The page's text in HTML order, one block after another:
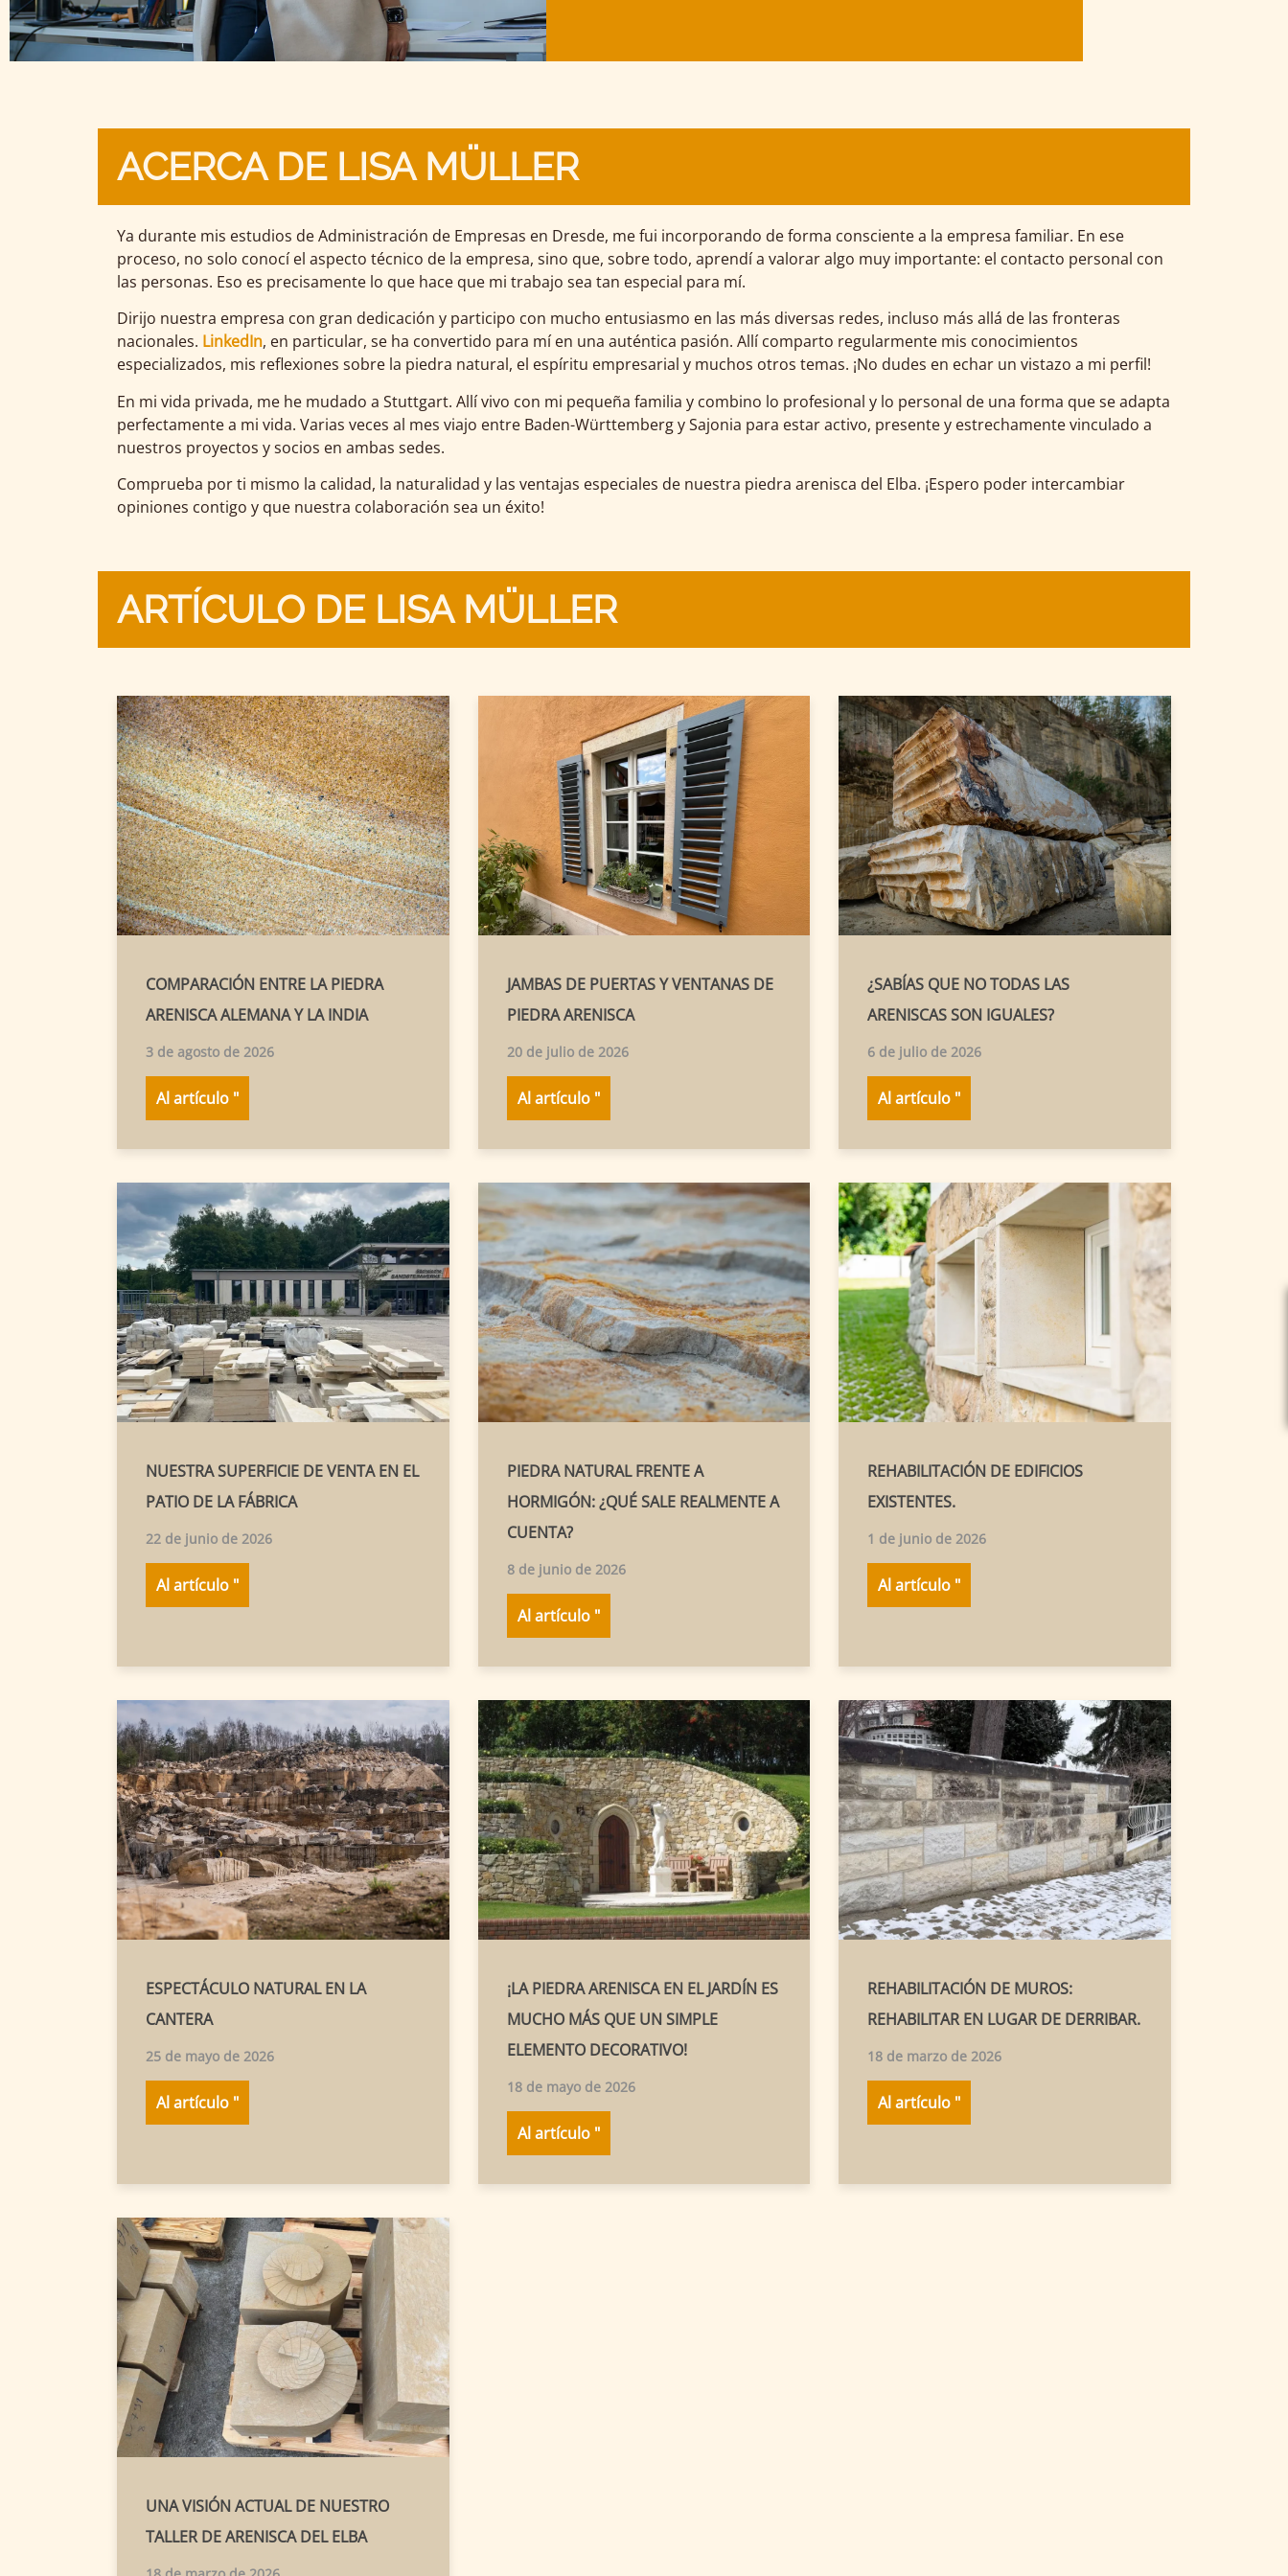
ACERCA DE LISA MÜLLER
Ya durante mis estudios de Administración de Empresas en Dresde, me fui incorporando de forma consciente a la empresa familiar. En ese
proceso, no solo conocí el aspecto técnico de la empresa, sino que, sobre todo, aprendí a valorar algo muy importante: el contacto personal con
las personas. Eso es precisamente lo que hace que mi trabajo sea tan especial para mí.
Dirijo nuestra empresa con gran dedicación y participo con mucho entusiasmo en las más diversas redes, incluso más allá de las fronteras
nacionales. LinkedIn, en particular, se ha convertido para mí en una auténtica pasión. Allí comparto regularmente mis conocimientos
especializados, mis reflexiones sobre la piedra natural, el espíritu empresarial y muchos otros temas. ¡No dudes en echar un vistazo a mi perfil!
En mi vida privada, me he mudado a Stuttgart. Allí vivo con mi pequeña familia y combino lo profesional y lo personal de una forma que se adapta
perfectamente a mi vida. Varias veces al mes viajo entre Baden-Württemberg y Sajonia para estar activo, presente y estrechamente vinculado a
nuestros proyectos y socios en ambas sedes.
Comprueba por ti mismo la calidad, la naturalidad y las ventajas especiales de nuestra piedra arenisca del Elba. ¡Espero poder intercambiar
opiniones contigo y que nuestra colaboración sea un éxito!
ARTÍCULO DE LISA MÜLLER
COMPARACIÓN ENTRE LA PIEDRA
ARENISCA ALEMANA Y LA INDIA
3 de agosto de 2026
Al artículo "
JAMBAS DE PUERTAS Y VENTANAS DE
PIEDRA ARENISCA
20 de julio de 2026
Al artículo "
¿SABÍAS QUE NO TODAS LAS
ARENISCAS SON IGUALES?
6 de julio de 2026
Al artículo "
NUESTRA SUPERFICIE DE VENTA EN EL
PATIO DE LA FÁBRICA
22 de junio de 2026
Al artículo "
PIEDRA NATURAL FRENTE A
HORMIGÓN: ¿QUÉ SALE REALMENTE A
CUENTA?
8 de junio de 2026
Al artículo "
REHABILITACIÓN DE EDIFICIOS
EXISTENTES.
1 de junio de 2026
Al artículo "
ESPECTÁCULO NATURAL EN LA
CANTERA
25 de mayo de 2026
Al artículo "
¡LA PIEDRA ARENISCA EN EL JARDÍN ES
MUCHO MÁS QUE UN SIMPLE
ELEMENTO DECORATIVO!
18 de mayo de 2026
Al artículo "
REHABILITACIÓN DE MUROS:
REHABILITAR EN LUGAR DE DERRIBAR.
18 de marzo de 2026
Al artículo "
UNA VISIÓN ACTUAL DE NUESTRO
TALLER DE ARENISCA DEL ELBA